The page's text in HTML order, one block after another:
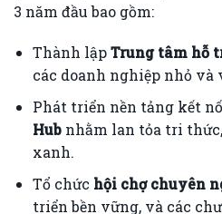
3 năm đầu bao gồm:
Thành lậpTrung tâm hỗ
các doanh nghiệp nhỏ và
Phát triển nền tảng kết
Hubnhằm lan tỏa tri
xanh.
Tổ chức hội chợ chuyên
triển bền vững, và các